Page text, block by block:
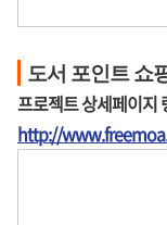
도서 포인트 쇼
프로젝트 상세페이지
http://